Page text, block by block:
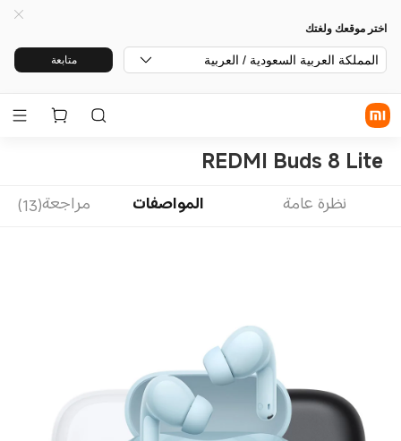
اختر موقعك ولغتك
المملكة العربية السعودية / العربية متابعة
REDMI Buds 8 Lite
نظرة عامة المواصفات مراجعة(13)